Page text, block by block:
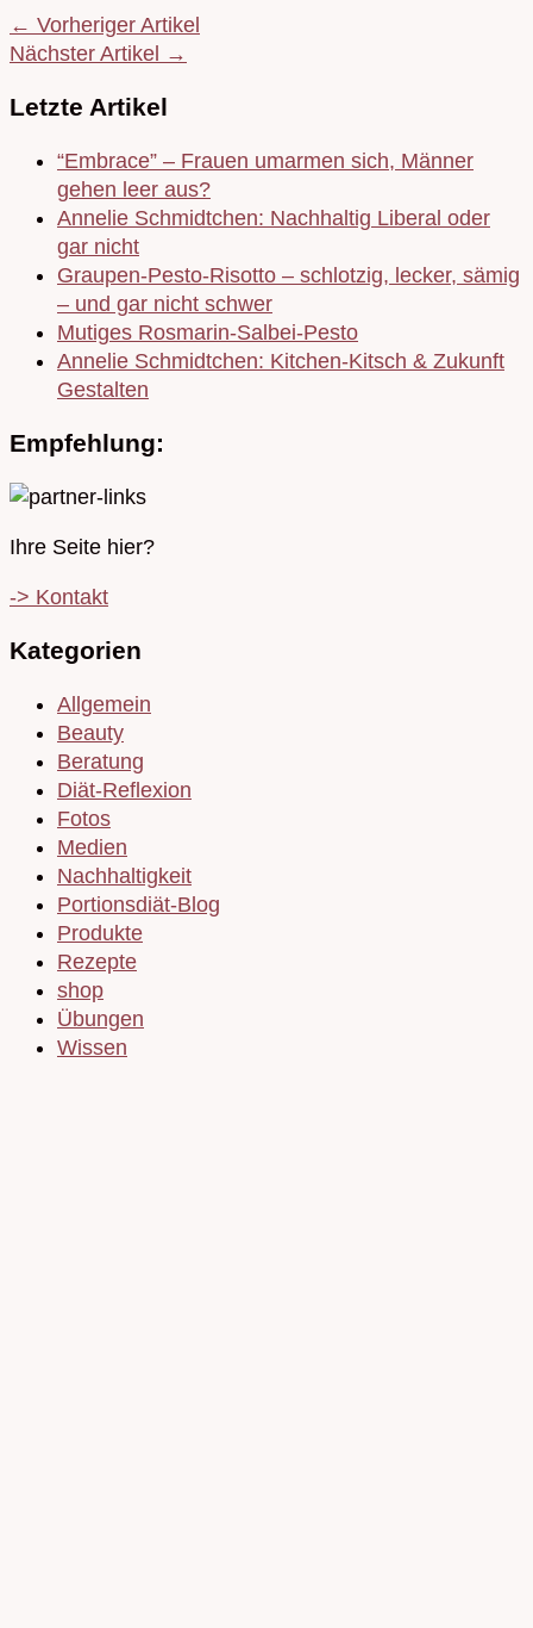
← Vorheriger Artikel
Nächster Artikel →
Letzte Artikel
“Embrace” – Frauen umarmen sich, Männer
gehen leer aus?
Annelie Schmidtchen: Nachhaltig Liberal oder
gar nicht
Graupen-Pesto-Risotto – schlotzig, lecker, sämig
– und gar nicht schwer
Mutiges Rosmarin-Salbei-Pesto
Annelie Schmidtchen: Kitchen-Kitsch & Zukunft
Gestalten
Empfehlung:
Ihre Seite hier?
-> Kontakt
Kategorien
Allgemein
Beauty
Beratung
Diät-Reflexion
Fotos
Medien
Nachhaltigkeit
Portionsdiät-Blog
Produkte
Rezepte
shop
Übungen
Wissen